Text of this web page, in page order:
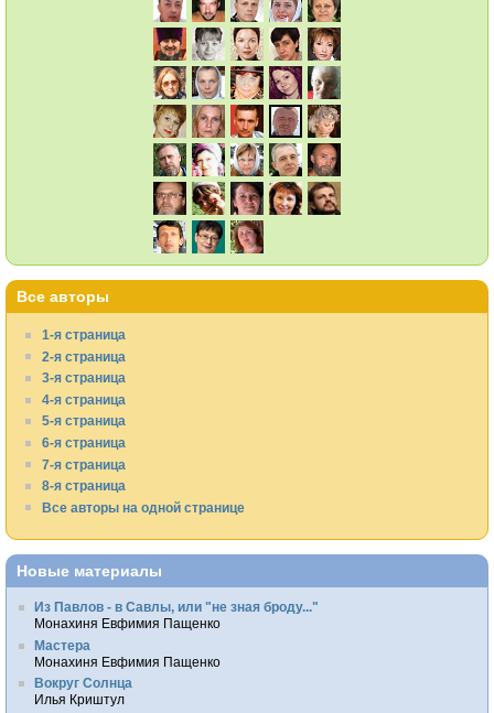
Все авторы
1-я страница
2-я страница
3-я страница
4-я страница
5-я страница
6-я страница
7-я страница
8-я страница
Все авторы на одной странице
Новые материалы
Из Павлов - в Савлы, или "не зная броду..."
Монахиня Евфимия Пащенко
Мастера
Монахиня Евфимия Пащенко
Вокруг Солнца
Илья Криштул